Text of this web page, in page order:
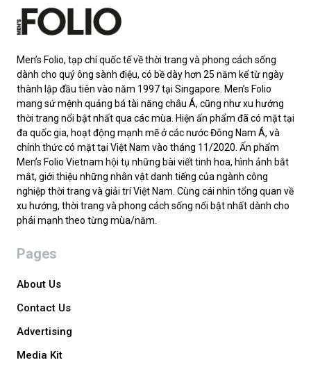
Men’s Folio, tạp chí quốc tế về thời trang và phong cách sống
dành cho quý ông sành điệu, có bề dày hơn 25 năm kể từ ngày
thành lập đầu tiên vào năm 1997 tại Singapore. Men’s Folio
mang sứ mệnh quảng bá tài năng châu Á, cũng như xu hướng
thời trang nổi bật nhất qua các mùa. Hiện ấn phẩm đã có mặt tại
đa quốc gia, hoạt động mạnh mẽ ở các nước Đông Nam Á, và
chính thức có mặt tại Việt Nam vào tháng 11/2020. Ấn phẩm
Men’s Folio Vietnam hội tụ những bài viết tinh hoa, hình ảnh bắt
mắt, giới thiệu những nhân vật danh tiếng của ngành công
nghiệp thời trang và giải trí Việt Nam. Cùng cái nhìn tổng quan về
xu hướng, thời trang và phong cách sống nổi bật nhất dành cho
phái mạnh theo từng mùa/năm.
Pages
About Us
Contact Us
Advertising
Media Kit